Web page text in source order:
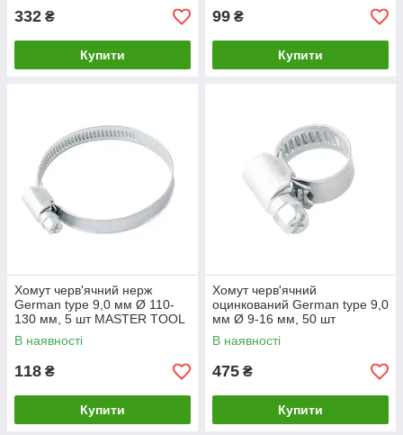
332 ₴
Купити
99 ₴
Купити
Хомут черв'ячний нерж
German type 9,0 мм Ø 110-
130 мм, 5 шт MASTER TOOL
20-1951
В наявності
118 ₴
Купити
Хомут черв'ячний
оцинкований German type 9,0
мм Ø 9-16 мм, 50 шт
MASTER TOOL 20-1977
В наявності
475 ₴
Купити